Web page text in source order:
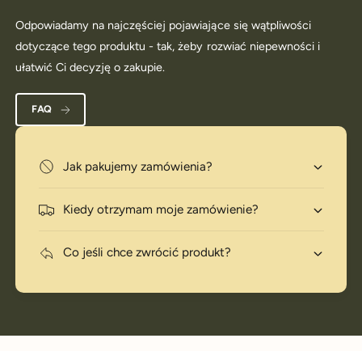
Odpowiadamy na najczęściej pojawiające się wątpliwości
dotyczące tego produktu - tak, żeby rozwiać niepewności i
ułatwić Ci decyzję o zakupie.
FAQ
Jak pakujemy zamówienia?
Kiedy otrzymam moje zamówienie?
Co jeśli chce zwrócić produkt?